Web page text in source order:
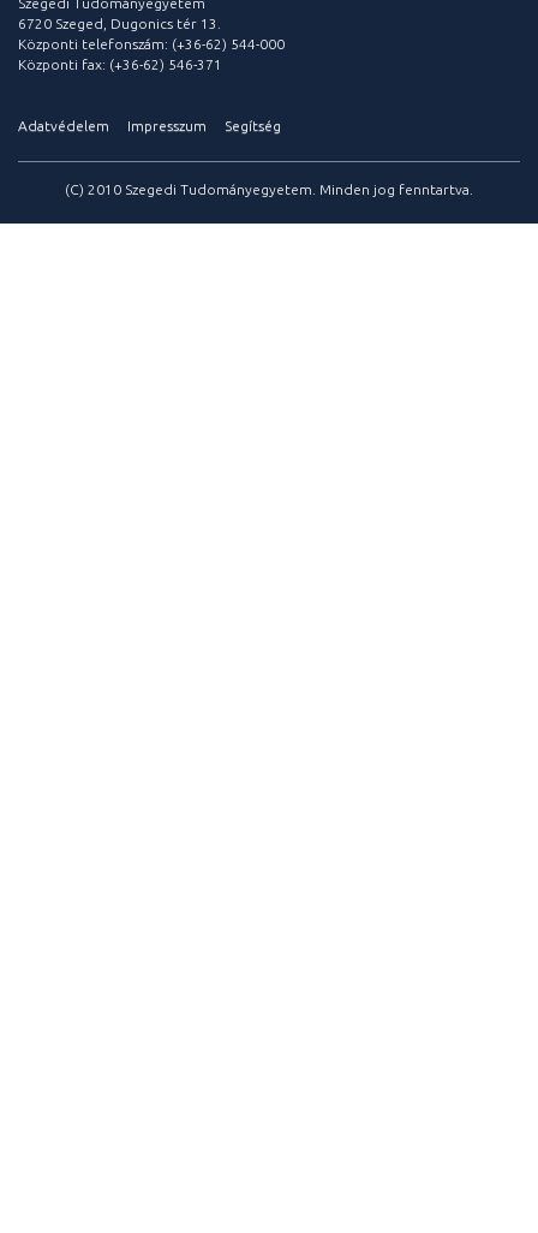
Szegedi Tudományegyetem
6720 Szeged, Dugonics tér 13.
Központi telefonszám: (+36-62) 544-000
Központi fax: (+36-62) 546-371
Adatvédelem Impresszum Segítség
(C) 2010 Szegedi Tudományegyetem. Minden jog fenntartva.